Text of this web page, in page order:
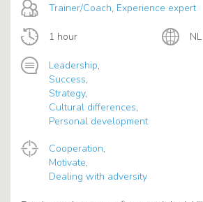
Trainer/Coach, Experience expert
1 hour NL
Leadership,
Success,
Strategy,
Cultural differences,
Personal development
Cooperation,
Motivate,
Dealing with adversity